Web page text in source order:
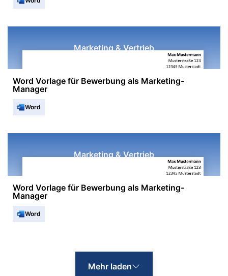
Marketing & Vertrieb
Word Vorlage für Bewerbung als Marketing-
Manager
Word
Marketing & Vertrieb
Word Vorlage für Bewerbung als Marketing-
Manager
Word
Mehr laden